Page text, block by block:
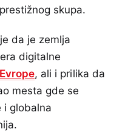
skupa.
da je zemlja
digitalne
Evrope, ali i prilika da
mesta gde se
i globalna